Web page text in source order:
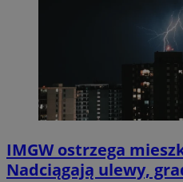
IMGW ostrzega
Nadciągają ulewy,